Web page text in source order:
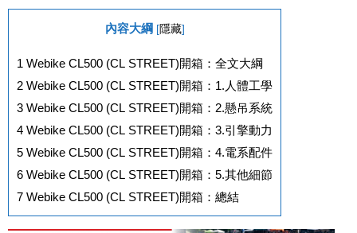
內容大綱 [隱藏]
1 Webike CL500 (CL STREET)開箱：全文大綱
2 Webike CL500 (CL STREET)開箱：1.人體工學
3 Webike CL500 (CL STREET)開箱：2.懸吊系統
4 Webike CL500 (CL STREET)開箱：3.引擎動力
5 Webike CL500 (CL STREET)開箱：4.電系配件
6 Webike CL500 (CL STREET)開箱：5.其他細節
7 Webike CL500 (CL STREET)開箱：總結